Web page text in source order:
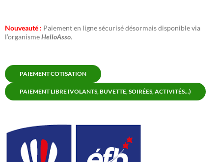
Nouveauté : Paiement en ligne sécurisé désormais disponible via
l’organismeHelloAsso.
PAIEMENT COTISATION
PAIEMENT LIBRE (VOLANTS, BUVETTE, SOIRÉES, ACTIVITÉS...)